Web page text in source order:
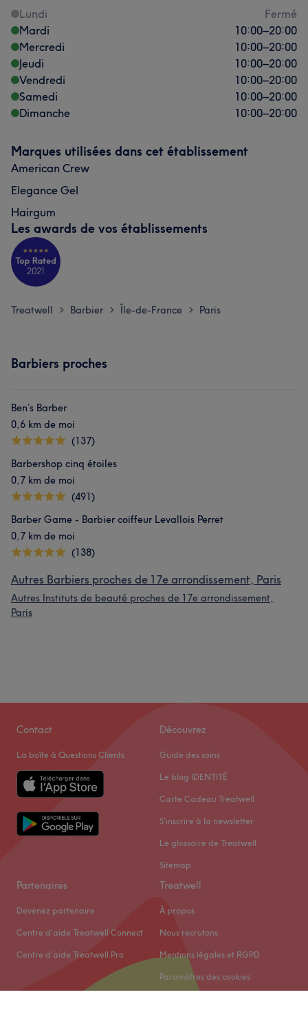
Lundi
Fermé
Mardi
10:00–20:00
Mercredi
10:00–20:00
Jeudi
10:00–20:00
Vendredi
10:00–20:00
Samedi
10:00–20:00
Dimanche
10:00–20:00
Marques utilisées dans cet établissement
American Crew
Elegance Gel
Hairgum
Les awards de vos établissements
Treatwell > Barbier > Île-de-France > Paris
Barbiers proches
Ben’s Barber
0,6 km de moi
(137)
Barbershop cinq étoiles
0,7 km de moi
(491)
Barber Game - Barbier coiffeur Levallois Perret
0,7 km de moi
(138)
Autres Barbiers proches de 17e arrondissement, Paris
Autres Instituts de beauté proches de 17e arrondissement,
Paris
Contact
La boîte à Questions Clients
Découvrez
Guide des soins
Le blog IDENTITÉ
Carte Cadeau Treatwell
S'inscrire à la newsletter
Le glossaire de Treatwell
Sitemap
Partenaires
Devenez partenaire
Centre d'aide Treatwell Connect
Centre d'aide Treatwell Pro
Treatwell
À propos
Nous recrutons
Mentions légales et RGPD
Paramètres des cookies